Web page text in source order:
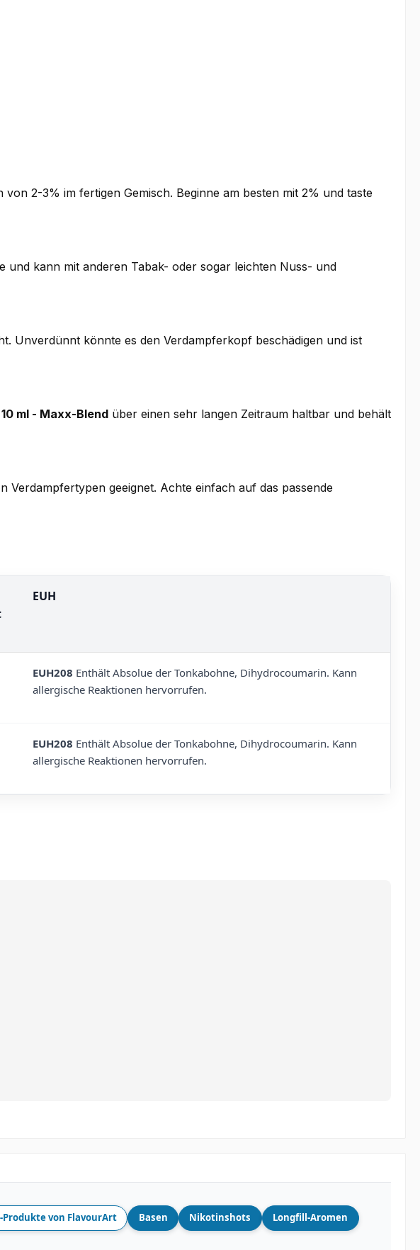
2-3% im fertigen Gemisch. Beginne am besten mit 2% und taste
und kann mit anderen Tabak- oder sogar leichten Nuss- und
Unverdünnt könnte es den Verdampferkopf beschädigen und ist
ml - Maxx-Blend über einen sehr langen Zeitraum haltbar und behält
Verdampfertypen geeignet. Achte einfach auf das passende
EUH
EUH208 Enthält Absolue der Tonkabohne, Dihydrocoumarin. Kann
allergische Reaktionen hervorrufen.
EUH208 Enthält Absolue der Tonkabohne, Dihydrocoumarin. Kann
allergische Reaktionen hervorrufen.
Produkte von FlavourArt Basen Nikotinshots Longfill-Aromen